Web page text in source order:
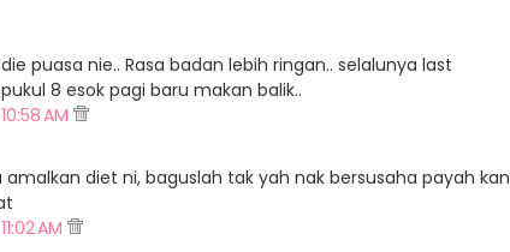
puasa nie.. Rasa badan lebih ringan.. selalunya last
8 esok pagi baru makan balik..
AM
diet ni, baguslah tak yah nak bersusaha payah kan
AM